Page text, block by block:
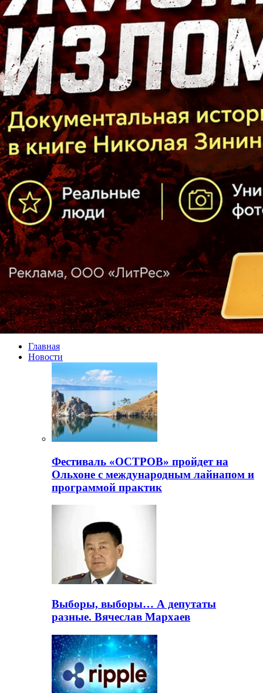
Главная
Новости
Фестиваль «ОСТРОВ» пройдет на
Ольхоне с международным лайнапом и
программой практик
Выборы, выборы… А депутаты
разные. Вячеслав Мархаев